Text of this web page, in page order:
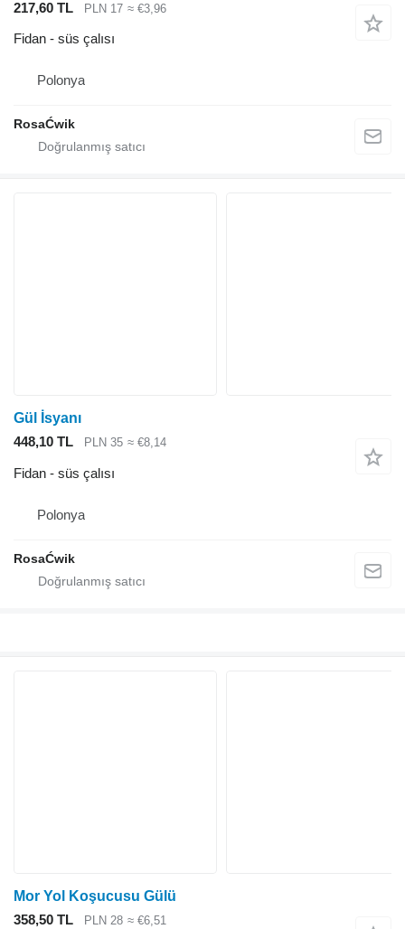
217,60 TL
PLN 17 ≈ €3,96
Fidan - süs çalısı
Polonya
RosaĆwik
Gül İsyanı
448,10 TL
PLN 35 ≈ €8,14
Fidan - süs çalısı
Polonya
RosaĆwik
Mor Yol Koşucusu Gülü
358,50 TL
PLN 28 ≈ €6,51